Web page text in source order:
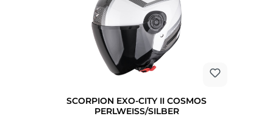
SCORPION EXO-CITY II COSMOS
PERLWEISS/SILBER